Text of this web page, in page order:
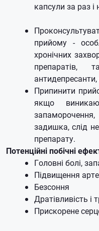
капсули за раз і
прийому -
хронічних
препаратів,
антидепресанти,
Припинити
якщо
задишка, слід
препарату. ​
Потенційні побічні
Головні болі,
Підвищення
Безсоння
Дратівливість і
Прискорене